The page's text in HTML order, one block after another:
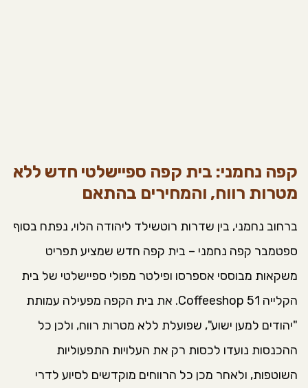
קפה נחמני: בית קפה ספיישלטי חדש ללא
מטרות רווח, והמחירים בהתאם
ברחוב נחמני, בין שדרות רוטשילד ליהודה הלוי, נפתח בסוף
ספטמבר קפה נחמני – בית קפה חדש שמציע תפריט
משקאות מבוססי אספרסו ופילטר מפולי ספיישלטי של בית
הקלייה Coffeeshop 51. את בית הקפה מפעילה עמותת
"יהודים למען ישוע", שפועלת ללא מטרות רווח, ולכן כל
ההכנסות נועדו לכסות רק את העלויות התפעוליות
השוטפות, ולאחר מכן כל הרווחים מוקדשים לסיוע לדרי